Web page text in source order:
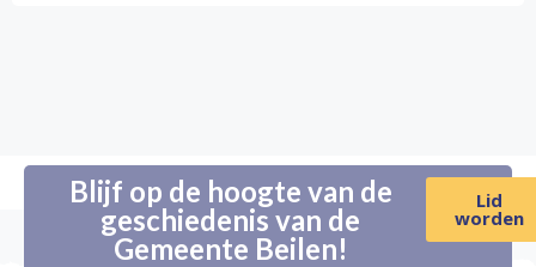
Blijf op de hoogte van de
geschiedenis van de
Gemeente Beilen!
Lid
worden